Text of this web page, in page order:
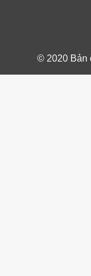
© 2020 Bản